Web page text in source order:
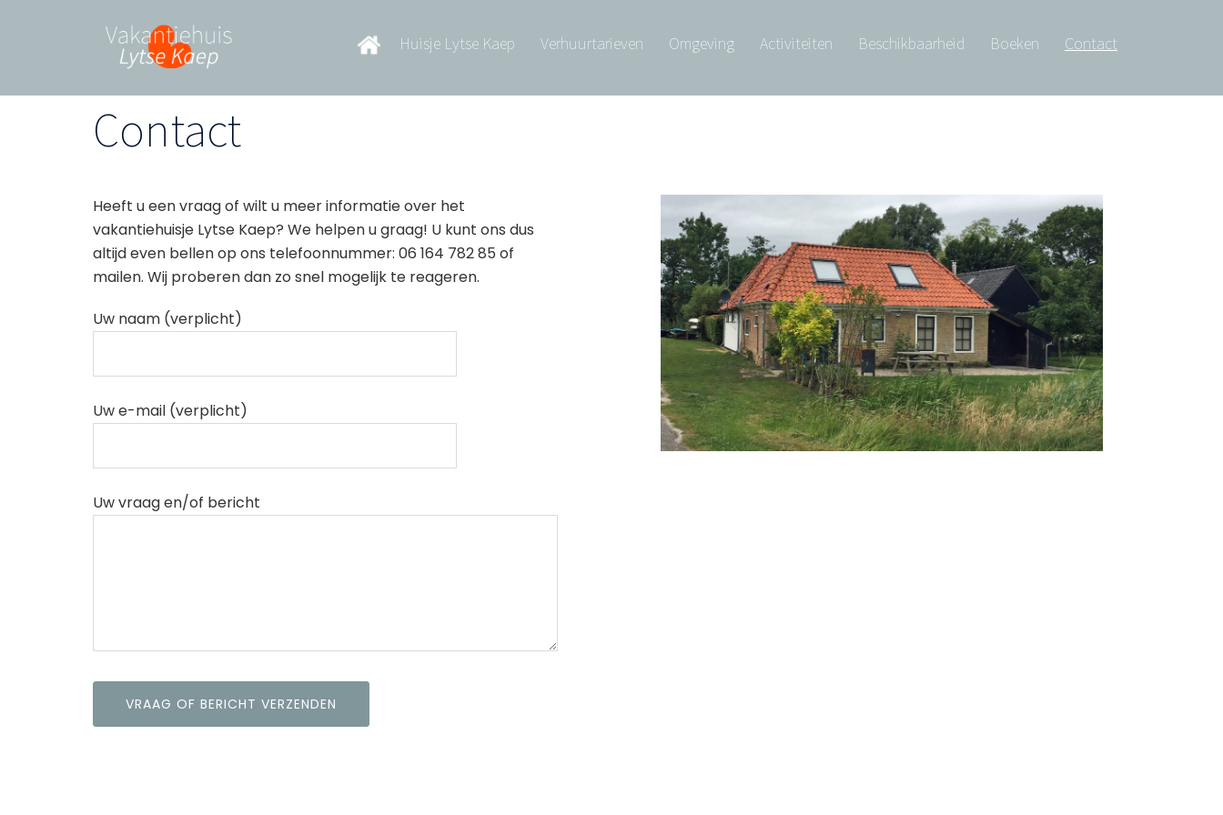
. Huisje Lytse Kaep Verhuurtarieven Omgeving Activiteiten Beschikbaarheid Boeken Contact
Contact
Heeft u een vraag of wilt u meer informatie over het
vakantiehuisje Lytse Kaep? We helpen u graag! U kunt ons dus
altijd even bellen op ons telefoonnummer: 06 164 782 85 of
mailen. Wij proberen dan zo snel mogelijk te reageren.
Uw naam (verplicht)
Uw e-mail (verplicht)
Uw vraag en/of bericht